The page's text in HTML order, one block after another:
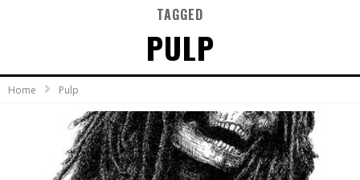
A subida da rampa é diferente!
Faça o bem! Mas, sem olhar a quem!?
Novo single de Arnaldo Tifu, “De Testa” explora brasilidade em sons, cores e símbolos
TAGGED
PULP
Home Pulp